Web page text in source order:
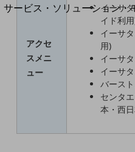
サービス・ソリューション・
サービス・ソリューション
DXに関する課題を解決する
サービス・ソリューションをご紹介
カテゴリーで探すTOP
ネットワーク・モバイル
アクセ
スメニ
ュー
イーサ
イド利
イーサ
用)
イーサ
イーサ
バース
センタ
本・西